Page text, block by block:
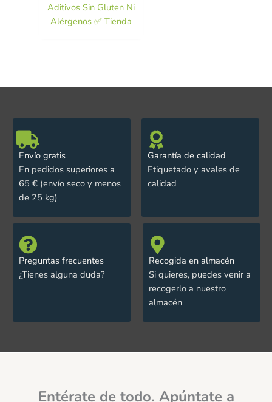
Aditivos Sin Gluten Ni
Alérgenos ✅ Tienda
Envío gratis
En pedidos superiores a
65 € (envío seco y menos
de 25 kg)
Garantía de calidad
Etiquetado y avales de
calidad
Preguntas frecuentes
¿Tienes alguna duda?
Recogida en almacén
Si quieres, puedes venir a
recogerlo a nuestro
almacén
Entérate de todo. Apúntate a